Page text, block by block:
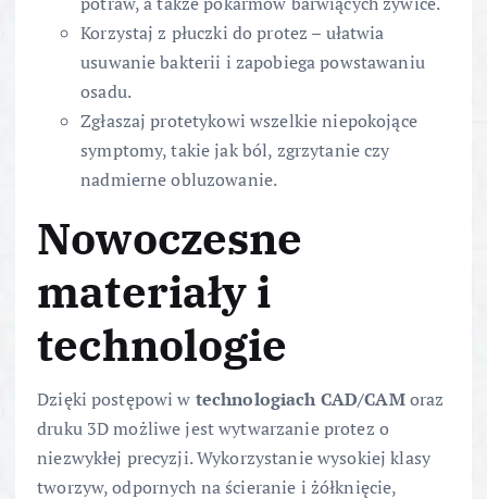
Korzystaj z płuczki do protez – ułatwia
usuwanie bakterii i zapobiega powstawaniu
osadu.
Zgłaszaj protetykowi wszelkie niepokojące
symptomy, takie jak ból, zgrzytanie czy
nadmierne obluzowanie.
Nowoczesne
materiały i
technologie
Dzięki postępowi w technologiach CAD/CAMoraz
druku 3D możliwe jest wytwarzanie protez o
niezwykłej precyzji. Wykorzystanie wysokiej klasy
tworzyw, odpornych na ścieranie i żółknięcie,